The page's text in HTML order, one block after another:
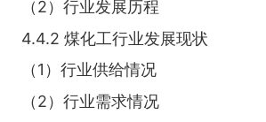
（2）行业发展历程
4.4.2 煤化工行业发展现状
（1）行业供给情况
（2）行业需求情况